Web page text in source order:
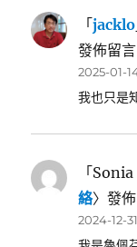
「jacklo
發佈留言
2025-01-
我也只是
「Sonia
絡〉發
2024-12-31